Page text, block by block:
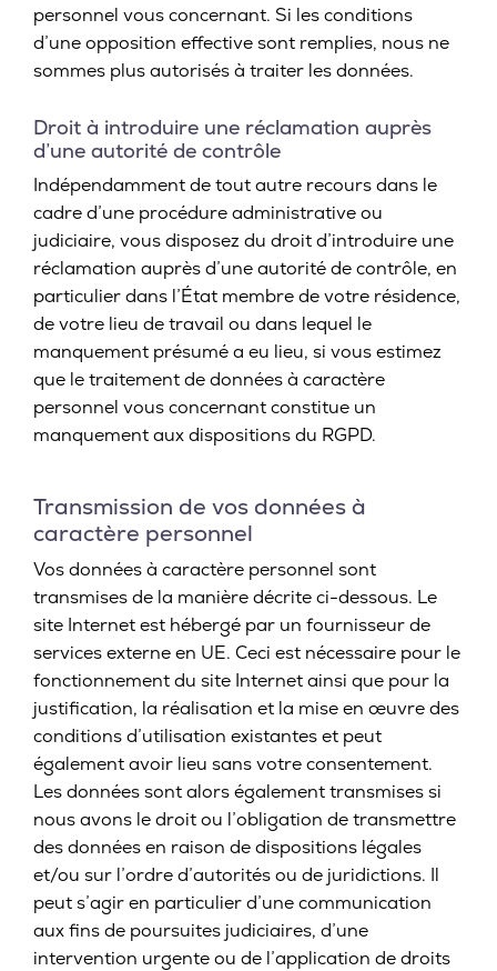
personnel vous concernant. Si les conditions
d’une opposition effective sont remplies, nous ne
sommes plus autorisés à traiter les données.
Droit à introduire une réclamation auprès
d’une autorité de contrôle
Indépendamment de tout autre recours dans le
cadre d’une procédure administrative ou
judiciaire, vous disposez du droit d’introduire une
réclamation auprès d’une autorité de contrôle, en
particulier dans l’État membre de votre résidence,
de votre lieu de travail ou dans lequel le
manquement présumé a eu lieu, si vous estimez
que le traitement de données à caractère
personnel vous concernant constitue un
manquement aux dispositions du RGPD.
Transmission de vos données à
caractère personnel
Vos données à caractère personnel sont
transmises de la manière décrite ci-dessous. Le
site Internet est hébergé par un fournisseur de
services externe en UE. Ceci est nécessaire pour le
fonctionnement du site Internet ainsi que pour la
justification, la réalisation et la mise en œuvre des
conditions d’utilisation existantes et peut
également avoir lieu sans votre consentement.
Les données sont alors également transmises si
nous avons le droit ou l’obligation de transmettre
des données en raison de dispositions légales
et/ou sur l’ordre d’autorités ou de juridictions. Il
peut s’agir en particulier d’une communication
aux fins de poursuites judiciaires, d’une
intervention urgente ou de l’application de droits